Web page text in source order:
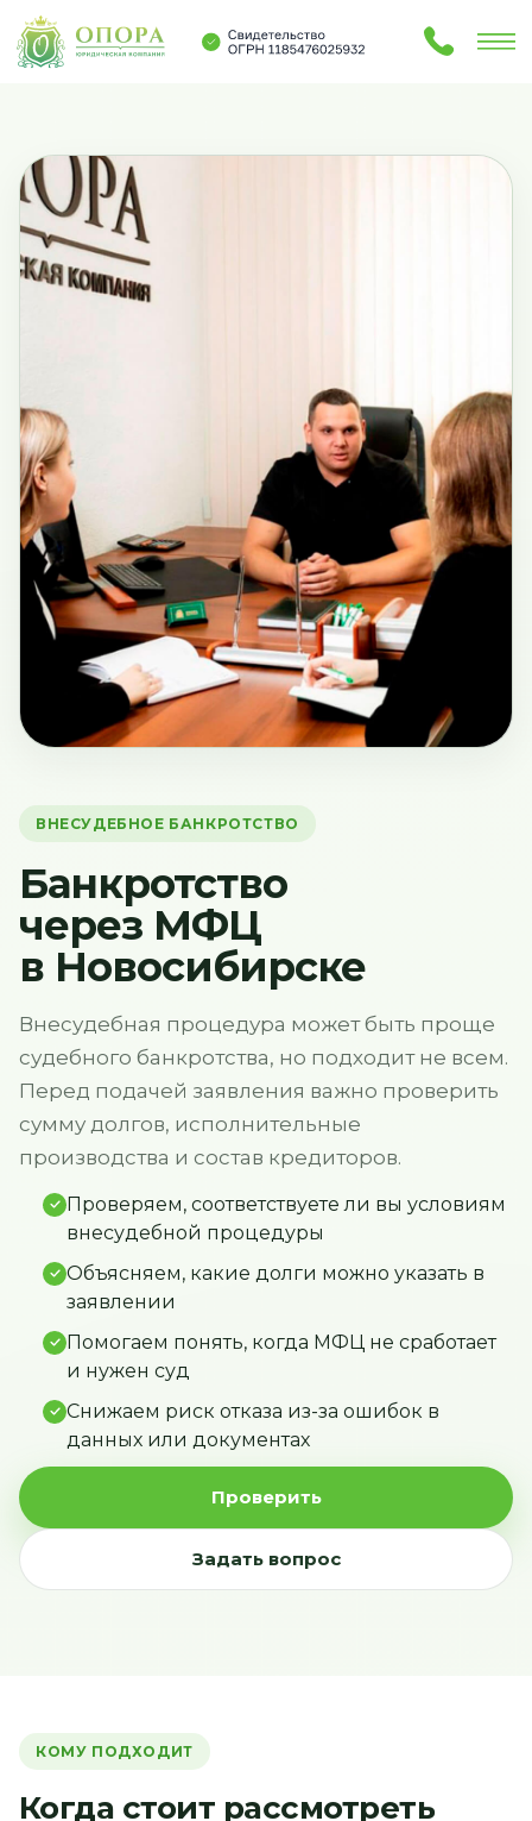
Услуги Контакты
Услуги О нас Контакты
ВНЕСУДЕБНОЕ БАНКРОТСТВО
Банкротство
через МФЦ
в Новосибирске
Внесудебная процедура может быть проще
судебного банкротства, но подходит не всем.
Перед подачей заявления важно проверить
сумму долгов, исполнительные
производства и состав кредиторов.
Проверяем, соответствуете ли вы условиям
внесудебной процедуры
Объясняем, какие долги можно указать в
заявлении
Помогаем понять, когда МФЦ не сработает
и нужен суд
Снижаем риск отказа из-за ошибок в
данных или документах
Проверить
Задать вопрос
КОМУ ПОДХОДИТ
Когда стоит рассмотреть